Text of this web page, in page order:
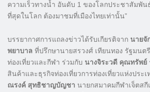
ความเร็วทางน้ำ อันดับ 1 ของโลกประชาสัมพัน
ที่สุดในโลก ต้องมาชมที่เมืองไทยเท่านั้น”
บรรยากาศการแถลงข่าวได้รับเกียรติจาก นายจั
พยาบาล ที่ปรึกษานายสรวงศ์ เทียนทอง รัฐมนต
ท่องเที่ยวและกีฬา ร่วมกับ นางจิระวดี คุณทรัพย์
สินค้าและธุรกิจท่องเที่ยวการท่องเที่ยวแห่งประเ
ณรงค์ สุทธิชาญบัญชา นายกสมาคมกีฬาเจ็ตสกี